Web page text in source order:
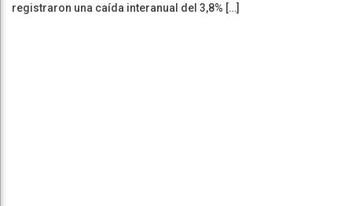
registraron una caída interanual del 3,8% […]